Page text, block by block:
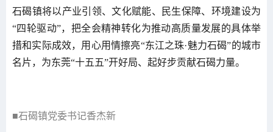
石碣镇将以产业引领、文化赋能、民生保障、环境建设为
“四轮驱动”，把全会精神转化为推动高质量发展的具体举
措和实际成效，用心用情擦亮“东江之珠·魅力石碣”的城市
名片，为东莞“十五五”开好局、起好步贡献石碣力量。
■石碣镇党委书记香杰新